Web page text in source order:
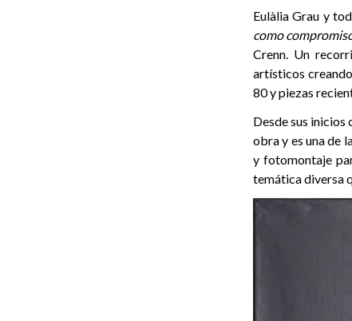
Eulàlia Grau y
como
Crenn. Un
artísticos
80 y piezas
Desde sus inicios
obra y es una de
y fotomontaje
temática diversa